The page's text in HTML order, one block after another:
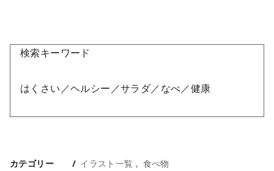
検索キーワード
はくさい／ヘルシー／サラダ／なべ／健康
カテゴリー イラスト一覧
食べ物